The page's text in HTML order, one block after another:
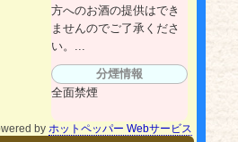
方へのお酒の提供はでき
ませんのでご了承くださ
い。...
分煙情報
全面禁煙
by ホットペッパー Webサービス